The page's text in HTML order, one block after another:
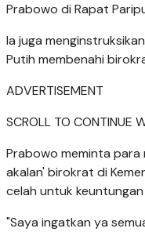
Prabowo di Rapat
Ia juga
Putih membenahi
ADVERTISEMENT
SCROLL TO CONTINUE
Prabowo meminta
akalan' birokrat di
celah untuk
"Saya ingatkan ya